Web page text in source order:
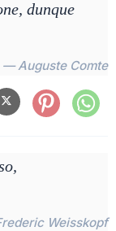
dunque
— Auguste Comte
Weisskopf